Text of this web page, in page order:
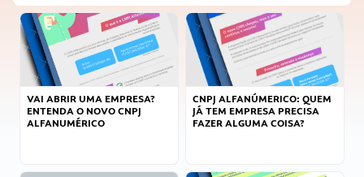
VAI ABRIR UMA EMPRESA?
ENTENDA O NOVO CNPJ
ALFANUMÉRICO
CNPJ ALFANÚMERICO: QUEM
JÁ TEM EMPRESA PRECISA
FAZER ALGUMA COISA?